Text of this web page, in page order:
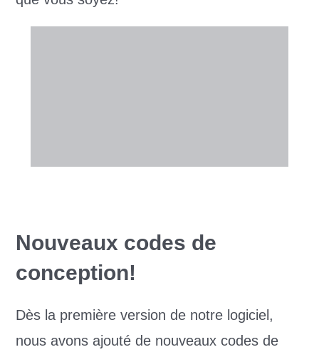
Nouveaux codes de
conception!
Dès la première version de notre logiciel,
nous avons ajouté de nouveaux codes de